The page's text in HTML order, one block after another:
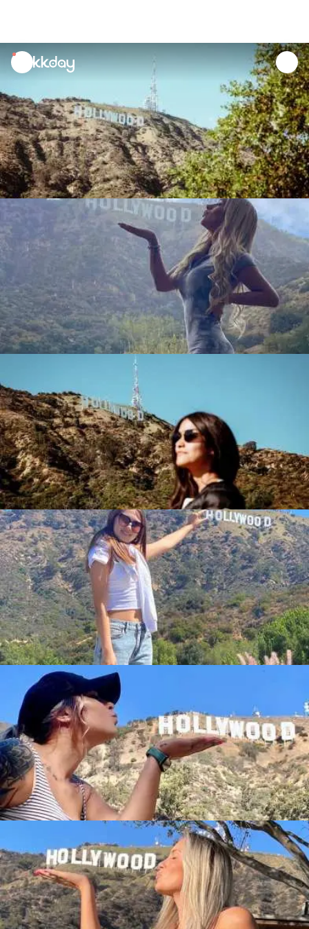
unread
notifications